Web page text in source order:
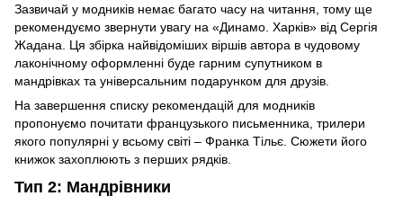
Зазвичай у модників немає багато часу на читання, тому ще
рекомендуємо звернути увагу на «Динамо. Харків» від Сергія
Жадана. Ця збірка найвідоміших віршів автора в чудовому
лаконічному оформленні буде гарним супутником в
мандрівках та універсальним подарунком для друзів.
На завершення списку рекомендацій для модників
пропонуємо почитати французького письменника, трилери
якого популярні у всьому світі – Франка Тільє. Сюжети його
книжок захоплюють з перших рядків.
Тип 2: Мандрівники